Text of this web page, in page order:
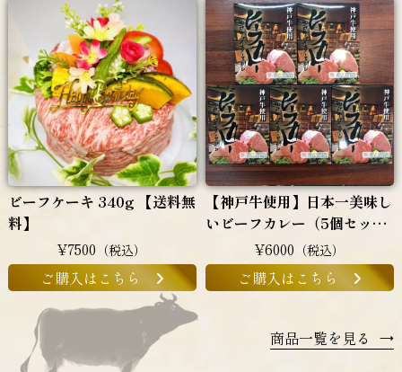
ビーフケーキ 340g 【送料無
料】
¥7500 （税込）
ご購入はこちら
【神戸牛使用】日本一美味し
いビーフカレー（5個セッ
¥6000 （税込）
ご購入はこちら
商品一覧を見る →